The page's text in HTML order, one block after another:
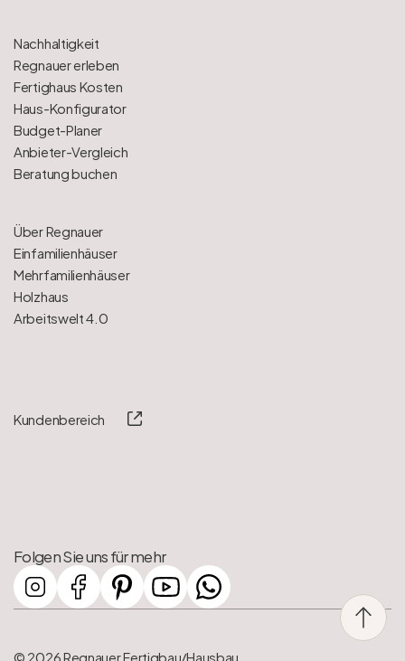
Nachhaltigkeit
Regnauer erleben
Fertighaus Kosten
Haus-Konfigurator
Budget-Planer
Anbieter-Vergleich
Beratung buchen
Über Regnauer
Einfamilienhäuser
Mehrfamilienhäuser
Holzhaus
Arbeitswelt 4.0
Kundenbereich
Folgen Sie uns für mehr
© 2026 Regnauer Fertigbau/Hausbau